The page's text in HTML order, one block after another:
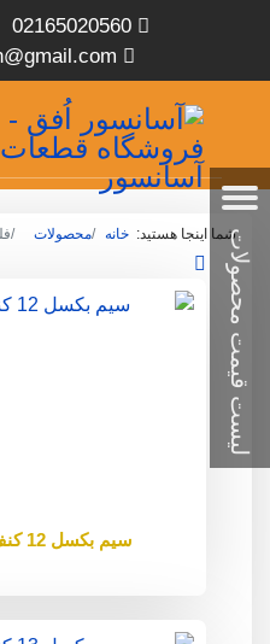
02165020560
شما اینجا هستید: خانه محصولات
سیم بکسل 12 کنف گوستاولف چین